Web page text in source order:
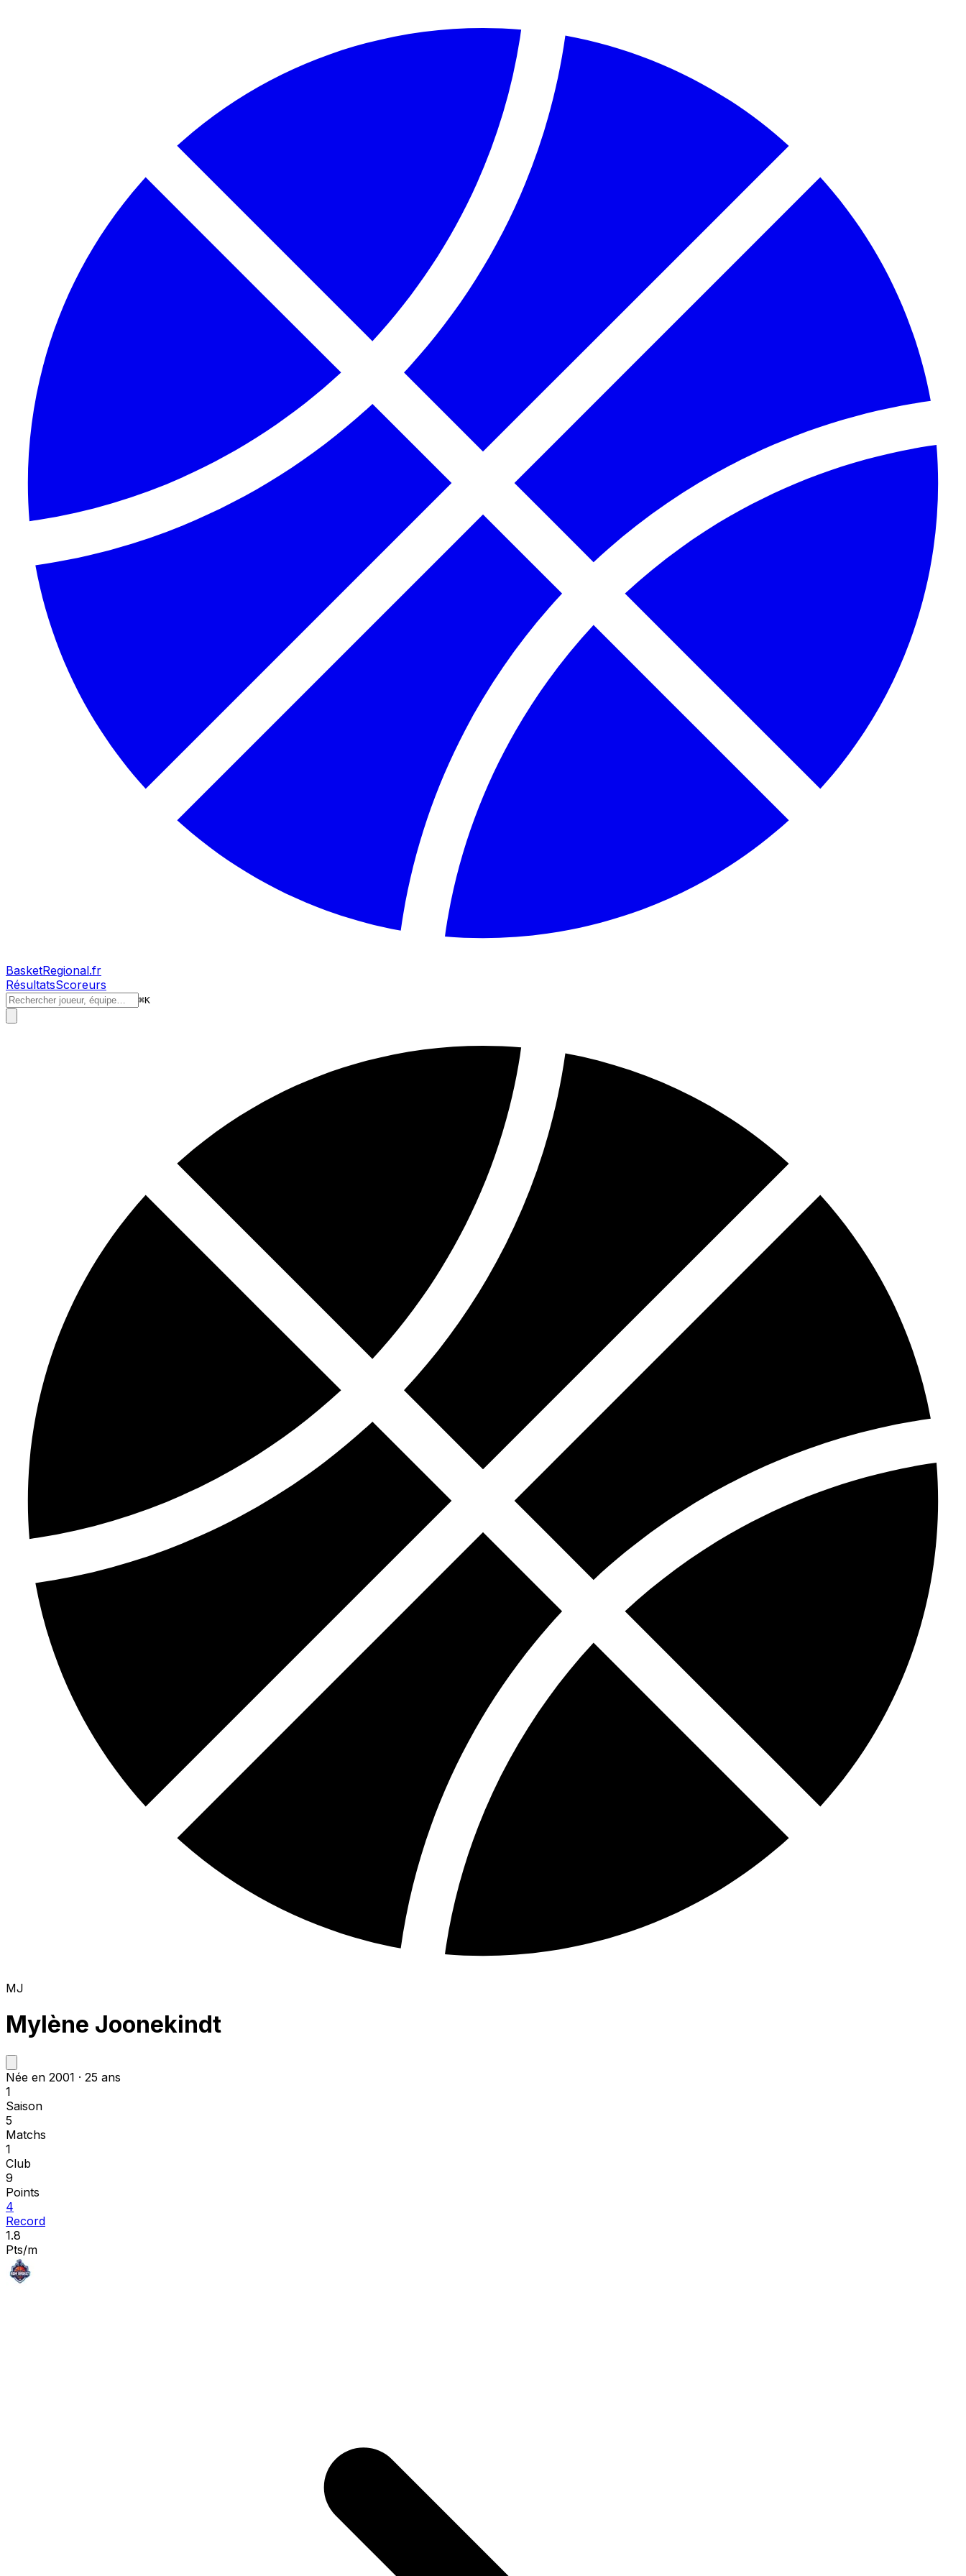
BasketRegional.fr
RésultatsScoreurs
⌘K
MJ
Mylène Joonekindt
Née en 2001 · 25 ans
1
Saison
5
Matchs
1
Club
9
Points
4
Record
1.8
Pts/m